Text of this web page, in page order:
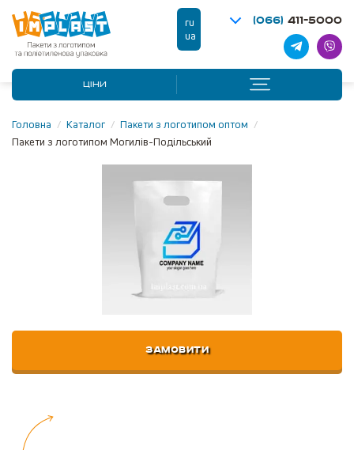
ru
ua
(066) 411-5000
ЦІНИ
Головна / Каталог / Пакети з логотипом оптом /
Пакети з логотипом Могилів-Подільський
ЗАМОВИТИ